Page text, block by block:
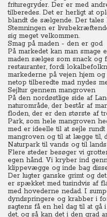
frituregryder. Der er med
tilberedes. Det er herligt at
blandt de sælgende. Der tales
Stemningen er
sig meget velkommen.
Smag på maden - den er god
På markedet kan man smage
maden sælges som snack og
restauranter, fordi
markederne på vejen hjem
netop tilberedte mad nydes
Sejltur gennem mangroven
På den nordøstlige side af
naturområde, der består af
floden, der er den største af
Park, som hele mangroven
med er ideelle til at sejle
mangroven og til at lægge til,
Naturpark til vands og til lands
Flere steder besøger vi
egen hånd. Vi kryber ind
klippevægge og inde bag
Der lugter ganske grimt og
er spækket med tusindvis af
med hovederne nedad. I
dyndspringere og krabber i
sagtens få en hel dag til at gå
det, og så kan det i den grad